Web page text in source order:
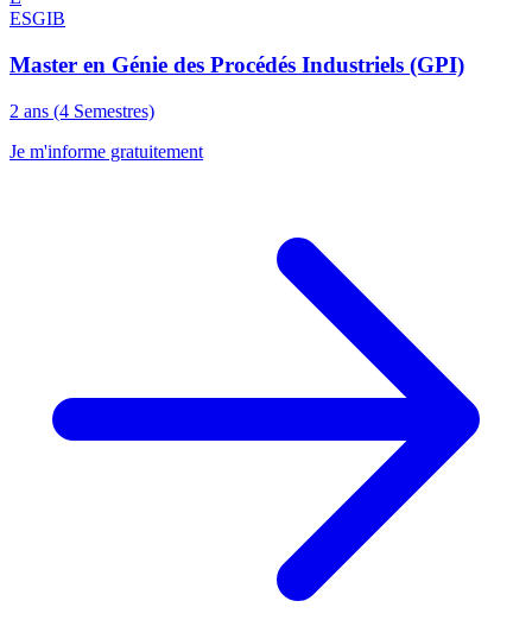
ESGIB
Master en Génie des Procédés Industriels (GPI)
2 ans (4 Semestres)
Je m'informe gratuitement